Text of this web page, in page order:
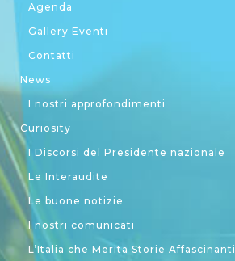
Agenda
Gallery Eventi
Contatti
News
I nostri approfondimenti
Curiosity
I Discorsi del Presidente nazionale
Le Interaudite
Le buone notizie
I nostri comunicati
L’Italia che Merita Storie Affascinanti